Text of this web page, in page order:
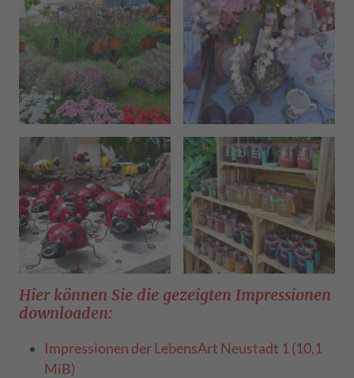
Hier können Sie die gezeigten Impressionen
downloaden:
Impressionen der LebensArt Neustadt 1 (10,1
MiB)